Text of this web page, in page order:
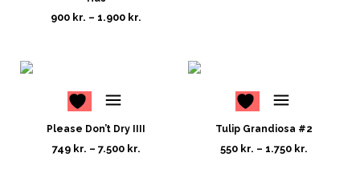
900 kr. – 1.900 kr.
Please Don’t Dry IIII
749 kr. – 7.500 kr.
Tulip Grandiosa #2
550 kr. – 1.750 kr.